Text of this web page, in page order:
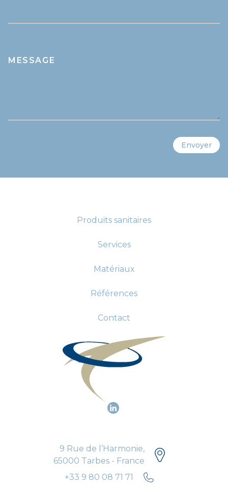
MESSAGE
Envoyer
Produits sanitaires
Services
Matériaux
Références
Contact
9 Rue de l’Harmonie,
65000 Tarbes - France
+33 9 80 08 71 71